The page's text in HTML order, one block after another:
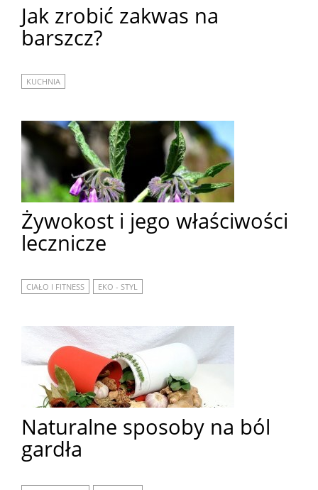
Jak zrobić zakwas na
barszcz?
KUCHNIA
Żywokost i jego właściwości
lecznicze
CIAŁO I FITNESS EKO - STYL
Naturalne sposoby na ból
gardła